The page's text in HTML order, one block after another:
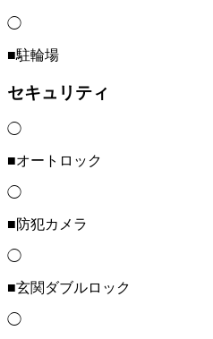
◯
■駐輪場
セキュリティ
◯
■オートロック
◯
■防犯カメラ
◯
■玄関ダブルロック
◯